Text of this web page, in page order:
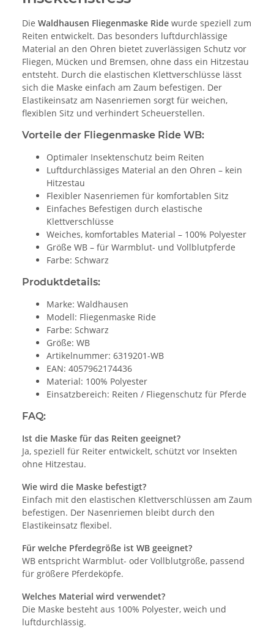
Die Waldhausen Fliegenmaske Ride wurde speziell zum
Reiten entwickelt. Das besonders luftdurchlässige
Material an den Ohren bietet zuverlässigen Schutz vor
Fliegen, Mücken und Bremsen, ohne dass ein Hitzestau
entsteht. Durch die elastischen Klettverschlüsse lässt
sich die Maske einfach am Zaum befestigen. Der
Elastikeinsatz am Nasenriemen sorgt für weichen,
flexiblen Sitz und verhindert Scheuerstellen.
Vorteile der Fliegenmaske Ride WB:
Optimaler Insektenschutz beim Reiten
Luftdurchlässiges Material an den Ohren – kein
Hitzestau
Flexibler Nasenriemen für komfortablen Sitz
Einfaches Befestigen durch elastische
Klettverschlüsse
Weiches, komfortables Material – 100% Polyester
Größe WB – für Warmblut- und Vollblutpferde
Farbe: Schwarz
Produktdetails:
Marke: Waldhausen
Modell: Fliegenmaske Ride
Farbe: Schwarz
Größe: WB
Artikelnummer: 6319201-WB
EAN: 4057962174436
Material: 100% Polyester
Einsatzbereich: Reiten / Fliegenschutz für Pferde
FAQ:
Ist die Maske für das Reiten geeignet?
Ja, speziell für Reiter entwickelt, schützt vor Insekten
ohne Hitzestau.
Wie wird die Maske befestigt?
Einfach mit den elastischen Klettverschlüssen am Zaum
befestigen. Der Nasenriemen bleibt durch den
Elastikeinsatz flexibel.
Für welche Pferdegröße ist WB geeignet?
WB entspricht Warmblut- oder Vollblutgröße, passend
für größere Pferdeköpfe.
Welches Material wird verwendet?
Die Maske besteht aus 100% Polyester, weich und
luftdurchlässig.